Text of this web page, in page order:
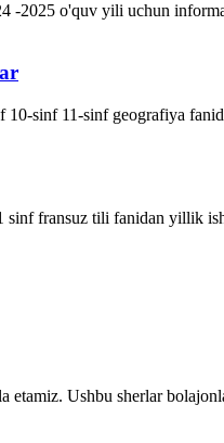
-2025 o'quv yili uchun
sinf 11-sinf geografiya
fransuz tili fanidan yillik
etamiz. Ushbu sherlar